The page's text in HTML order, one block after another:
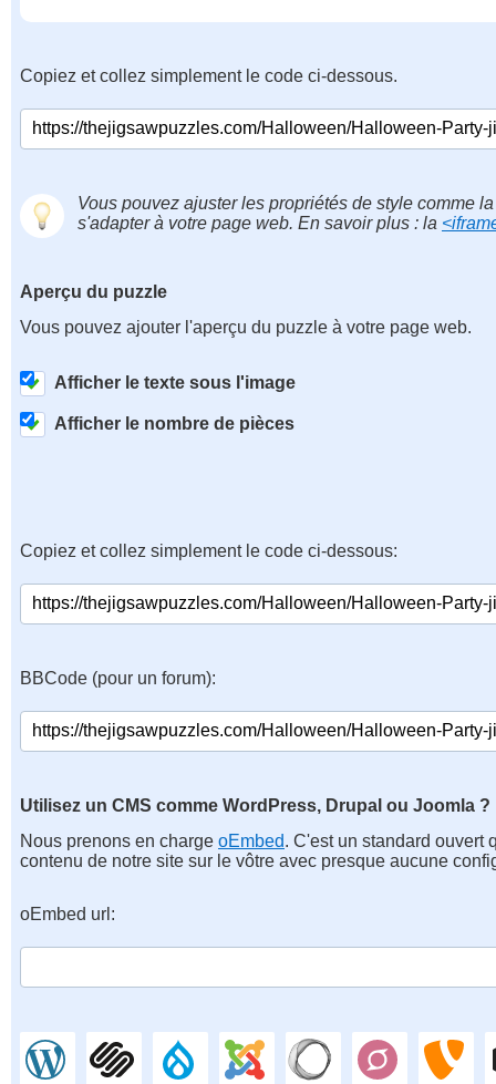
Copiez et collez simplement le code ci-dessous.
Vous pouvez ajuster les propriétés de style comme
s'adapter à votre page web. En savoir plus : la
Aperçu du puzzle
Vous pouvez ajouter l'aperçu du puzzle à votre page web.
Afficher le texte sous l'image
Afficher le nombre de pièces
Copiez et collez simplement le code ci-dessous:
BBCode (pour un forum):
Utilisez un CMS comme WordPress, Drupal ou Joomla ?
Nous prenons en charge oEmbed. C'est un standard ouvert
contenu de notre site sur le vôtre avec presque aucune
oEmbed url: